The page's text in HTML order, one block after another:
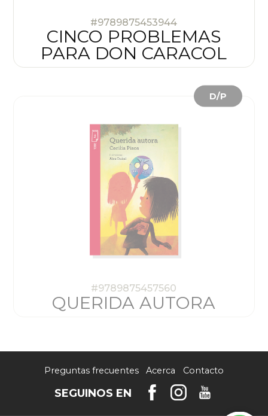
#9789875453944
CINCO PROBLEMAS
PARA DON CARACOL
#9789875457560
QUERIDA AUTORA
D/P
Preguntas frecuentes Acerca Contacto
SEGUINOS EN